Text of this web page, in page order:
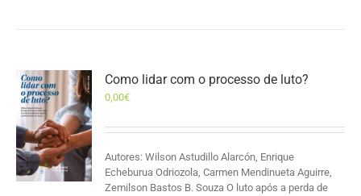
Como lidar com o processo de luto?
0,00€
Autores: Wilson Astudillo Alarcón, Enrique
Echeburua Odriozola, Carmen Mendinueta Aguirre,
Zemilson Bastos B. Souza O luto após a perda de